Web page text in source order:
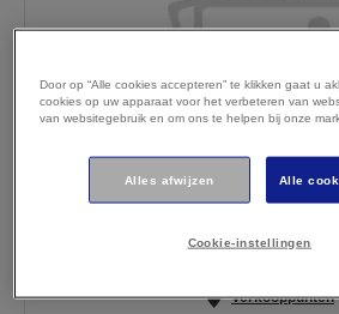
T6391 Black
Verkooppunten
Door op “Alle cookies accepteren” te klikken gaat u
cookies op uw apparaat voor het verbeteren van
van websitegebruik en om ons te helpen bij onze
Alles afwijzen Alle
Cookie-instellingen